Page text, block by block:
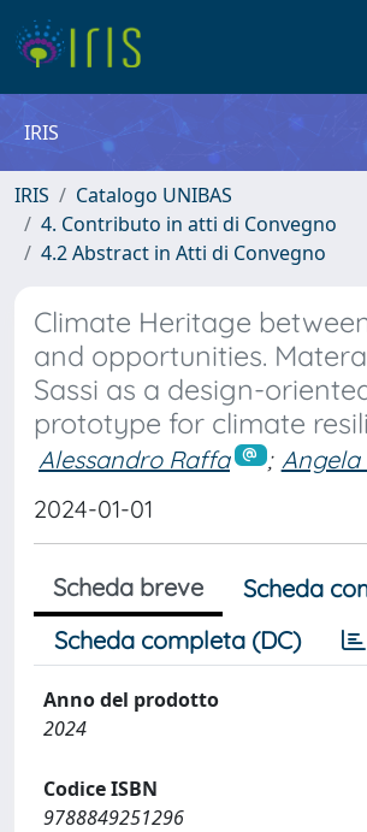
IRIS
IRIS
Catalogo UNIBAS
4. Contributo in atti di Convegno
4.2 Abstract in Atti di Convegno
Climate Heritage
and opportunities.
Sassi as a design-
prototype for climate
Alessandro Raffa ; Angela
2024-01-01
Scheda breve
Scheda
Scheda completa (DC)
Anno del prodotto
2024
Codice ISBN
9788849251296